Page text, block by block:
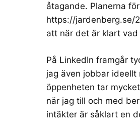
åtagande. Planerna
https://jardenberg.se/
att när det är klart
På LinkedIn framgår
jag även jobbar
öppenheten tar
när jag till och med
intäkter är såklart en